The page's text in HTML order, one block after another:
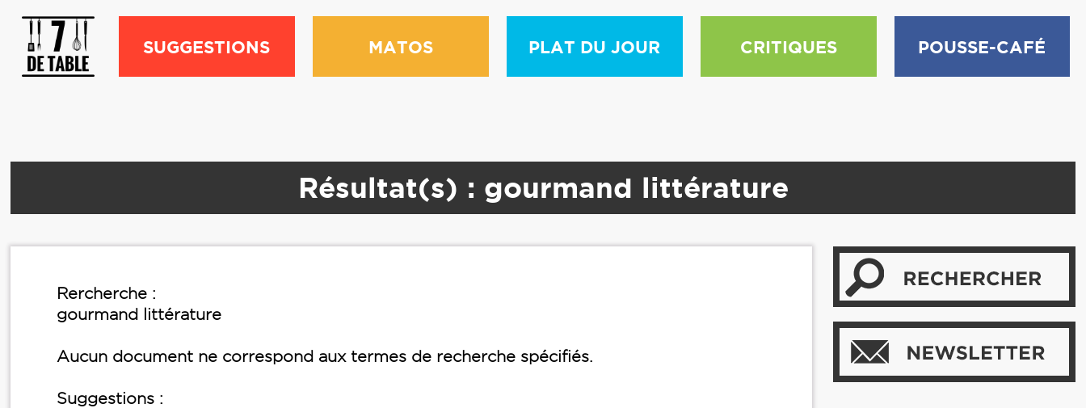
SUGGESTIONS MATOS PLAT DU JOUR CRITIQUES POUSSE-CAFÉ
Résultat(s) : gourmand littérature
Rercherche :
gourmand littérature
Aucun document ne correspond aux termes de recherche spécifiés.
Suggestions :